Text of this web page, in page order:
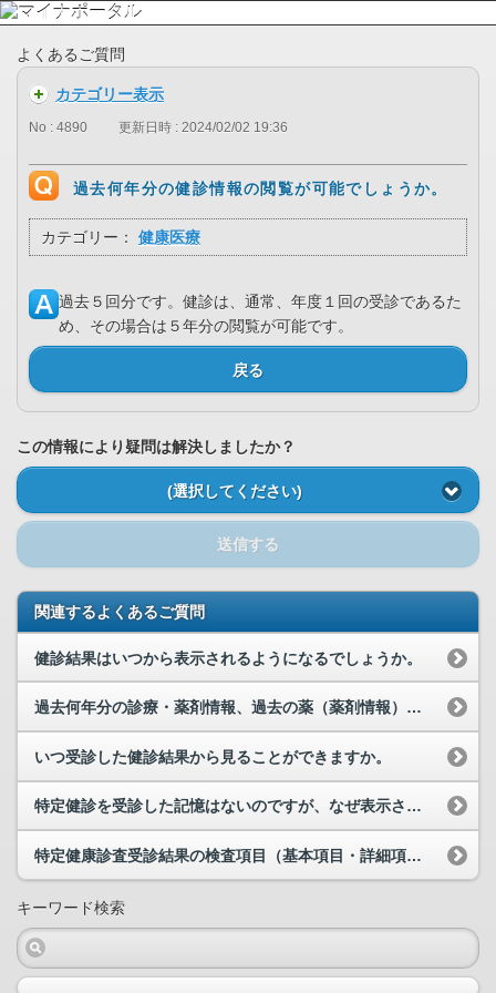
よくあるご質問
カテゴリー表示
No : 4890 更新日時 : 2024/02/02 19:36
過去何年分の健診情報の閲覧が可能でしょうか。
カテゴリー： 健康医療
過去５回分です。健診は、通常、年度１回の受診であるた
め、その場合は５年分の閲覧が可能です。
戻る
この情報により疑問は解決しましたか？
(選択してください)
送信する
関連するよくあるご質問
健診結果はいつから表示されるようになるでしょうか。
過去何年分の診療・薬剤情報、過去の薬（薬剤情報）が閲覧可能でしょうか。
いつ受診した健診結果から見ることができますか。
特定健診を受診した記憶はないのですが、なぜ表示されているのでしょうか。
特定健康診査受診結果の検査項目（基本項目・詳細項目）の説明は、どこを見ればわかりますか。
キーワード検索